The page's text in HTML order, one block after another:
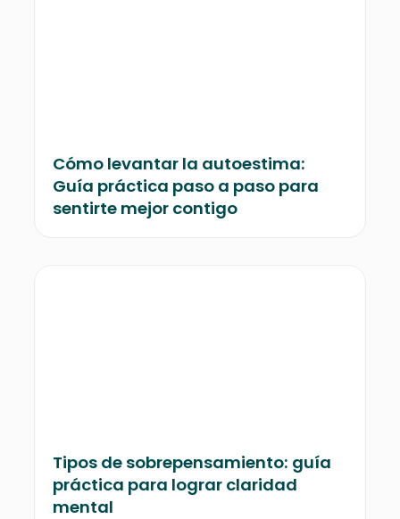
Cómo levantar la autoestima:
Guía práctica paso a paso para
sentirte mejor contigo
Tipos de sobrepensamiento: guía
práctica para lograr claridad
mental